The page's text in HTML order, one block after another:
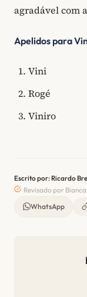
agradável com
Apelidos para
Vini
Rogé
Viniro
Escrito por: Ricardo
Revisado por
WhatsApp